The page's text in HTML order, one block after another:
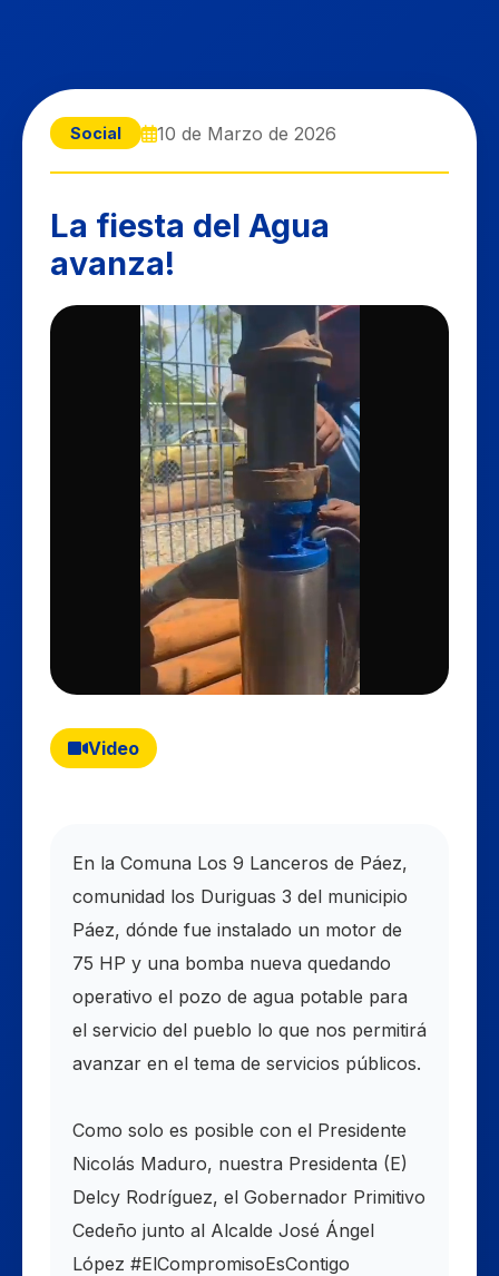
Social 10 de Marzo de 2026
La fiesta del Agua
avanza!
Video
En la Comuna Los 9 Lanceros de Páez,
comunidad los Duriguas 3 del municipio
Páez, dónde fue instalado un motor de
75 HP y una bomba nueva quedando
operativo el pozo de agua potable para
el servicio del pueblo lo que nos permitirá
avanzar en el tema de servicios públicos.
Como solo es posible con el Presidente
Nicolás Maduro, nuestra Presidenta (E)
Delcy Rodríguez, el Gobernador Primitivo
Cedeño junto al Alcalde José Ángel
López #ElCompromisoEsContigo